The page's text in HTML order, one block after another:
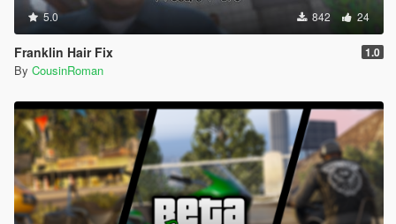
5.0 842 24
Franklin Hair Fix 1.0
By CousinRoman